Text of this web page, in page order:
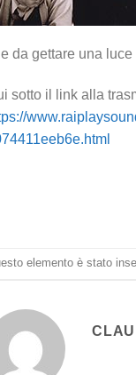
da gettare una
sotto il link alla
elemento è stato